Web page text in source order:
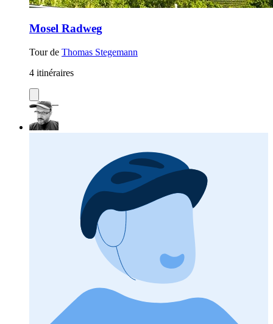
Mosel Radweg
Tour de Thomas Stegemann
4 itinéraires